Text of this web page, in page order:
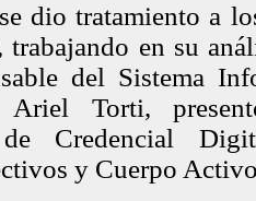
dio tratamiento a
trabajando en su
del Sistema
Ariel Torti,
de Credencial
y Cuerpo